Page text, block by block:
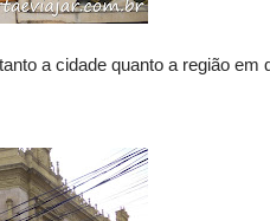
a cidade quanto a região em